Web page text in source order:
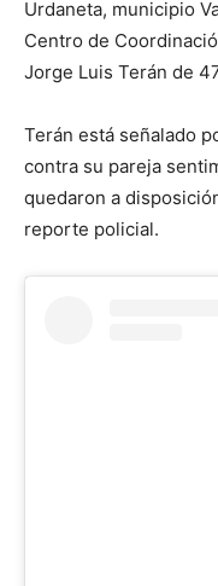
Urdaneta, municipio
Centro de
Jorge Luis Terán de
Terán está señalado
contra su pareja
quedaron a
reporte policial.